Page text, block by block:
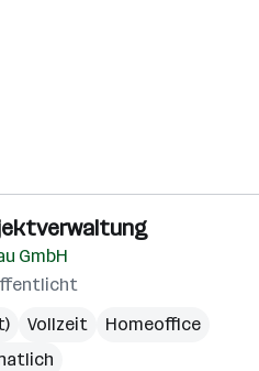
GmbH
Vollzeit
Homeoffice